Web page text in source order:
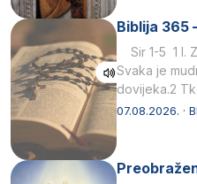
Biblija 365
Sir 1-5 1 I.
Svaka je
dovijeka.2
07.08.2026. ·